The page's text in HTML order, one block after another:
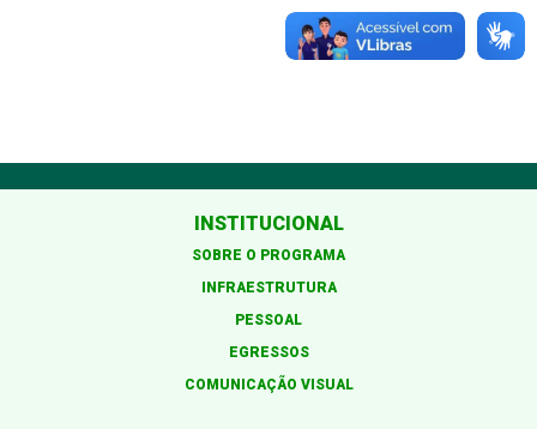
INSTITUCIONAL
SOBRE O PROGRAMA
INFRAESTRUTURA
PESSOAL
EGRESSOS
COMUNICAÇÃO VISUAL